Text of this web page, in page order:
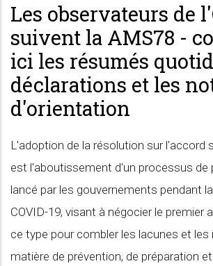
Les observateurs de
suivent la AMS78 -
ici les résumés
déclarations et les
d'orientation
L'adoption de la résolution sur l'accord
est l'aboutissement d'un processus de
lancé par les gouvernements pendant
COVID-19, visant à négocier le premier
ce type pour combler les lacunes et les
matière de prévention, de préparation